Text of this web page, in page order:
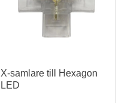
X-samlare till Hexagon
LED